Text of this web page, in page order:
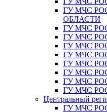
ГУ МЧС
ОБЛАСТИ
ГУ МЧС
ГУ МЧС
ГУ МЧС
ГУ МЧС
ГУ МЧС
ГУ МЧС
ГУ МЧС
ГУ МЧС
Центральный
ГУ МЧС